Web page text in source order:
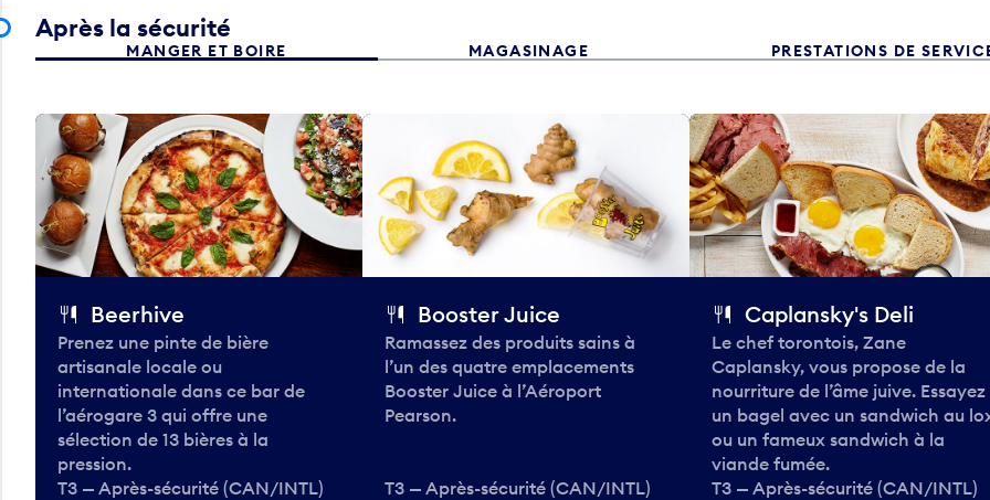
Après la sécurité
MANGER ET BOIRE MAGASINAGE PRESTATIONS DE
Beerhive
Prenez une pinte de bière
artisanale locale ou
internationale dans ce bar de
l’aérogare 3 qui offre une
sélection de 13 bières à la
pression.
T3 — Après-sécurité (CAN/INTL)
Booster Juice
Ramassez des produits sains à
l’un des quatre emplacements
Booster Juice à l’Aéroport
Pearson.
T3 — Après-sécurité (CAN/INTL)
Caplansky's Deli
Le chef torontois, Zane
Caplansky, vous propose de la
nourriture de l’âme juive. Essayez
un bagel avec un sandwich au
ou un fameux sandwich à la
viande fumée.
T3 — Après-sécurité (CAN/INTL)